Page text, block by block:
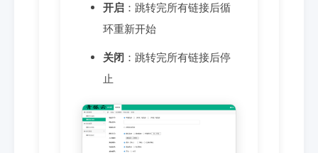
开启 ：跳转完所有链接后循
环重新开始
关闭 ：跳转完所有链接后停
止